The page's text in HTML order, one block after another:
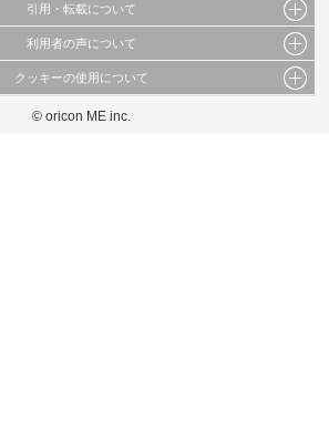
引用・転載について
報（文字、写真、イラスト、画像データ等）及びこれらの配
なく無断転載・複製などの二次利用を行うことは固く禁じて
利用者の声について
はすべてサービスの利用者が提出された見解・感想です。
とをご理解いただいた上でご覧ください。
クッキーの使用について
して、ユーザーに合わせたコンテンツや広告の表示、ソー
© oricon ME inc.